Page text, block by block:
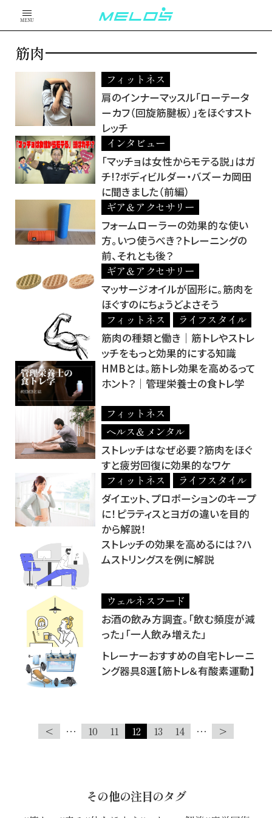
MENU
筋肉
フィットネス
肩のインナーマッスル｢ローテータ
ーカフ（回旋筋腱板）｣をほぐすスト
レッチ
インタビュー
「マッチョは女性からモテる説」はガ
チ!?ボディビルダー・バズーカ岡田
に聞きました（前編）
ギア＆アクセサリー
フォームローラーの効果的な使い
方。いつ使うべき？トレーニングの
前、それとも後？
ギア＆アクセサリー
マッサージオイルが固形に。筋肉を
ほぐすのにちょうどよさそう
フィットネス
ライフスタイル
筋肉の種類と働き｜筋トレやストレ
ッチをもっと効果的にする知識
HMBとは。筋トレ効果を高めるって
ホント？│管理栄養士の食トレ学
フィットネス
ヘルス＆メンタル
ストレッチはなぜ必要？筋肉をほぐ
すと疲労回復に効果的なワケ
フィットネス
ライフスタイル
ダイエット、プロポーションのキープ
に！ピラティスとヨガの違いを目的
から解説！
ストレッチの効果を高めるには？ハ
ムストリングスを例に解説
ウェルネスフード
お酒の飲み方調査。「飲む頻度が減
った」「一人飲み増えた」
トレーナーおすすめの自宅トレーニ
ング器具8選【筋トレ＆有酸素運動】
< … 10 11 12 13 14 … >
その他の注目のタグ